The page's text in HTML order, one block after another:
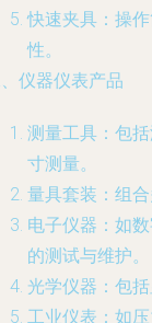
快速夹具：操
性。
仪器仪表产品
测量工具：包
寸测量。
量具套装：组
电子仪器：如
的测试与维护。
光学仪器：包
工业仪表：如